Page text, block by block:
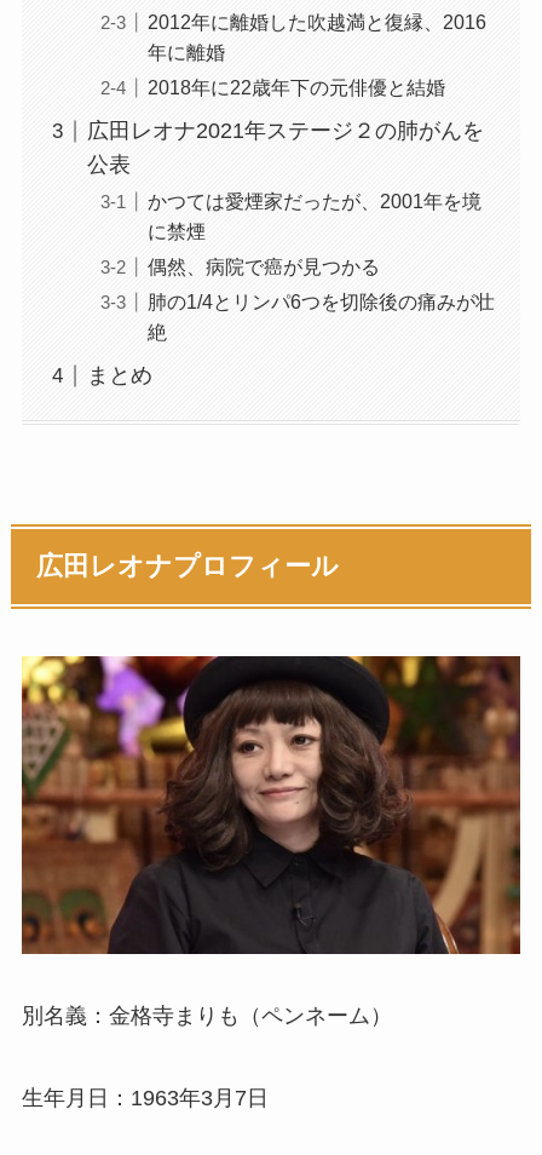
2012年に離婚した吹越満と復縁、2016
年に離婚
2018年に22歳年下の元俳優と結婚
広田レオナ2021年ステージ２の肺がんを
公表
かつては愛煙家だったが、2001年を境
に禁煙
偶然、病院で癌が見つかる
肺の1/4とリンパ6つを切除後の痛みが壮
絶
まとめ
広田レオナプロフィール
別名義：金格寺まりも（ペンネーム）
生年月日：1963年3月7日